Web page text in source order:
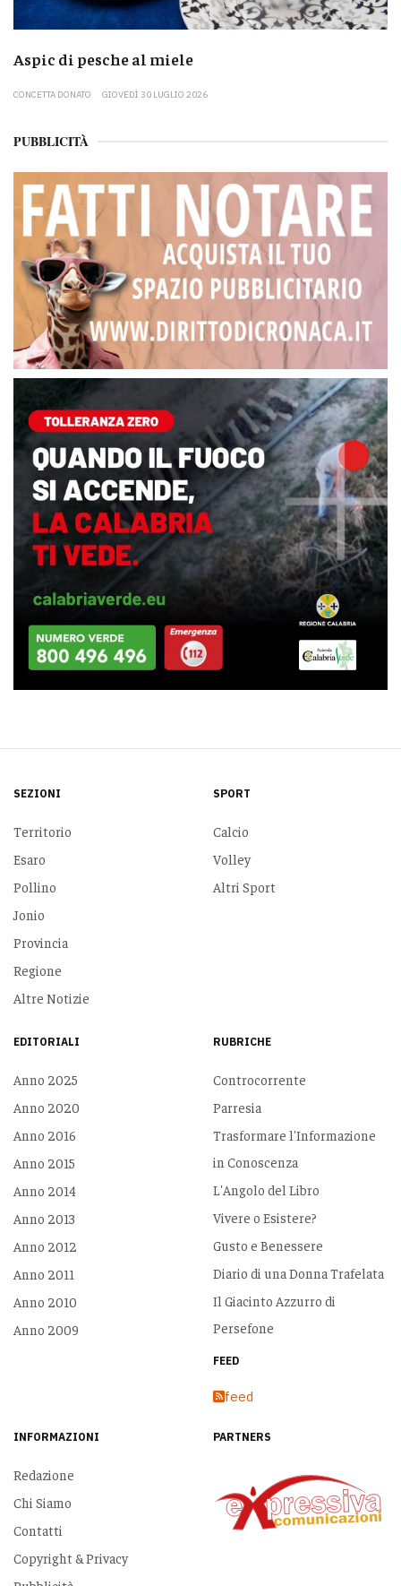
Aspic di pesche al miele
CONCETTA DONATO GIOVEDÌ 30 LUGLIO 2026
PUBBLICITÀ
SEZIONI
Territorio
Esaro
Pollino
Jonio
Provincia
Regione
Altre Notizie
SPORT
Calcio
Volley
Altri Sport
EDITORIALI
Anno 2025
Anno 2020
Anno 2016
Anno 2015
Anno 2014
Anno 2013
Anno 2012
Anno 2011
Anno 2010
Anno 2009
RUBRICHE
Controcorrente
Parresia
Trasformare l'Informazione
in Conoscenza
L'Angolo del Libro
Vivere o Esistere?
Gusto e Benessere
Diario di una Donna Trafelata
Il Giacinto Azzurro di
Persefone
FEED
feed
INFORMAZIONI
Redazione
Chi Siamo
Contatti
Copyright & Privacy
PARTNERS